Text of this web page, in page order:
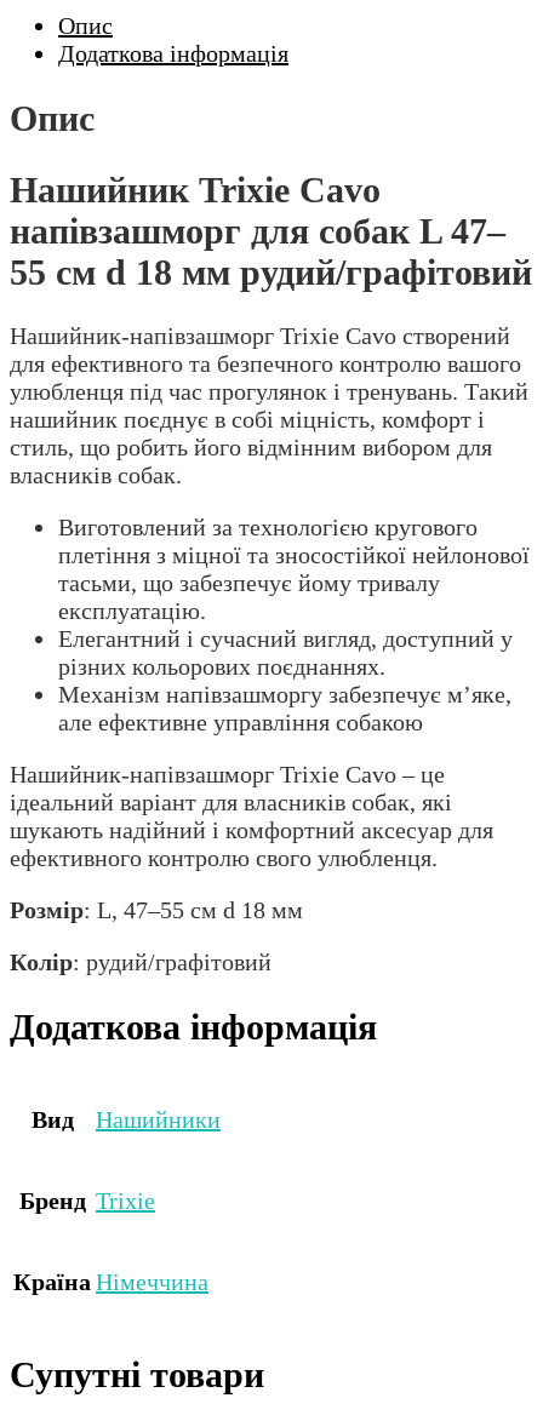
Опис
Додаткова інформація
Опис
Нашийник Trixie Cavo
напівзашморг для собак L 47–
55 см d 18 мм рудий/графітовий
Нашийник-напівзашморг Trixie Cavo створений
для ефективного та безпечного контролю вашого
улюбленця під час прогулянок і тренувань. Такий
нашийник поєднує в собі міцність, комфорт і
стиль, що робить його відмінним вибором для
власників собак.
Виготовлений за технологією кругового
плетіння з міцної та зносостійкої нейлонової
тасьми, що забезпечує йому тривалу
експлуатацію.
Елегантний і сучасний вигляд, доступний у
різних кольорових поєднаннях.
Механізм напівзашморгу забезпечує м’яке,
але ефективне управління собакою
Нашийник-напівзашморг Trixie Cavo – це
ідеальний варіант для власників собак, які
шукають надійний і комфортний аксесуар для
ефективного контролю свого улюбленця.
Розмір: L, 47–55 см d 18 мм
Колір: рудий/графітовий
Додаткова інформація
Вид Нашийники
Бренд Trixie
Країна Німеччина
Супутні товари